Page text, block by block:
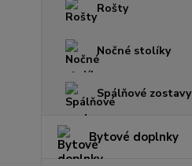
Rošty
Nočné stolíky
Spálňové zostavy
Bytové doplnky